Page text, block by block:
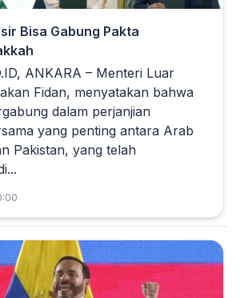
Bisa Gabung Pakta
ANKARA – Menteri Luar
Fidan, menyatakan bahwa
dalam perjanjian
yang penting antara Arab
Pakistan, yang telah